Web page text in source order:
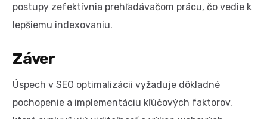
postupy zefektívnia prehľadávačom prácu, čo vedie k
lepšiemu indexovaniu.
Záver
Úspech v SEO optimalizácii vyžaduje dôkladné
pochopenie a implementáciu kľúčových faktorov,